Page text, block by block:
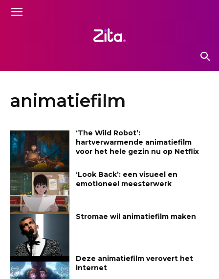
animatiefilm
‘The Wild Robot’:
hartverwarmende animatiefilm
voor het hele gezin nu op Netflix
‘Look Back’: een visueel en
emotioneel meesterwerk
Stromae wil animatiefilm maken
Deze animatiefilm verovert het
internet